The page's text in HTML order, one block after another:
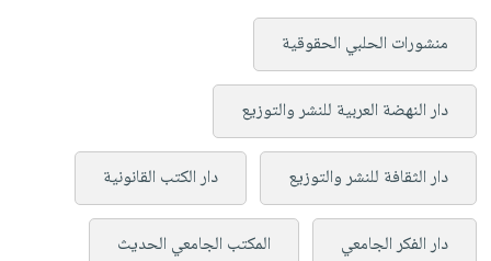
منشورات الحلبي الحقوقية
دار النهضة العربية للنشر والتوزيع
دار الثقافة للنشر والتوزيع دار الكتب القانونية
دار الفكر الجامعي المكتب الجامعي الحديث